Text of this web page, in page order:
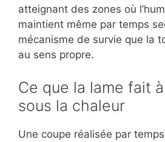
atteignant des zones où
maintient même par temps
mécanisme de survie que la
au sens propre.
Ce que la lame fait
sous la chaleur
Une coupe réalisée par